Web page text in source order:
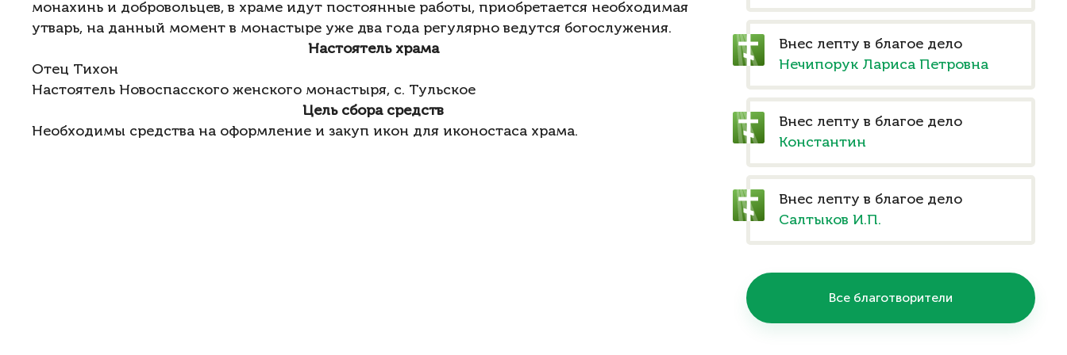
монахинь и добровольцев, в храме идут постоянные работы, приобретается необходимая
утварь, на данный момент в монастыре уже два года регулярно ведутся богослужения.
Настоятель храма
Отец Тихон
Настоятель Новоспасского женского монастыря, с. Тульское
Цель сбора средств
Необходимы средства на оформление и закуп икон для иконостаса храма.
Внес лепту в благое дело
Нечипорук Лариса Петровна
Внес лепту в благое дело
Константин
Внес лепту в благое дело
Салтыков И.П.
Все благотворители